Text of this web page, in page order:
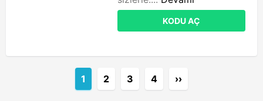
KODU AÇ
1 2 3 4 ››